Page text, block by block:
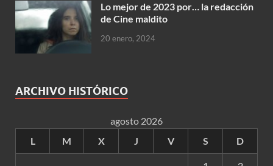
Lo mejor de 2023 por… la redacción
de Cine maldito
20 enero, 2024
ARCHIVO HISTÓRICO
agosto 2026
L
M X J V S D